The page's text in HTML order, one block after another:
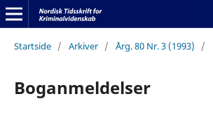
Startside / Arkiver / Årg. 80 Nr. 3 (1993) /
Boganmeldelser